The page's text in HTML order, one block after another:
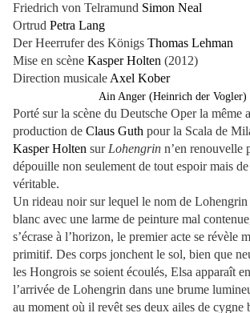
Friedrich von Telramund Simon Neal
Ortrud Petra Lang
Der Heerrufer des Königs Thomas Lehman
Mise en scène Kasper Holten (2012)
Direction musicale Axel Kober
Ain Anger (Heinrich der Vogler)
Porté sur la scène du Deutsche Oper la même
production de Claus Guth pour la Scala de
Kasper Holten sur Lohengrin n’en renouvelle
dépouille non seulement de tout espoir mais
véritable.
Un rideau noir sur lequel le nom de
blanc avec une larme de peinture mal
s’écrase à l’horizon, le premier acte se révèle
primitif. Des corps jonchent le sol, bien que
les Hongrois se soient écoulés, Elsa apparaît
l’arrivée de Lohengrin dans une brume
au moment où il revêt ses deux ailes de cygne